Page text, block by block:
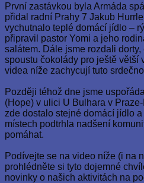
První zastávkou byla Armáda
přidal radní Prahy 7 Jakub
vychutnalo teplé domácí jídlo –
připravil pastor Yomi a jeho
salátem. Dále jsme rozdali
spoustu čokolády pro ještě větší
videa níže zachycují tuto
Později téhož dne jsme
(Hope) v ulici U Bulhara v
zde dostalo stejné domácí jídlo
místech podtrhla nadšení
pomáhat.
Podívejte se na video níže (i na
prohlédněte si tyto dojemné
novinky o našich aktivitách na